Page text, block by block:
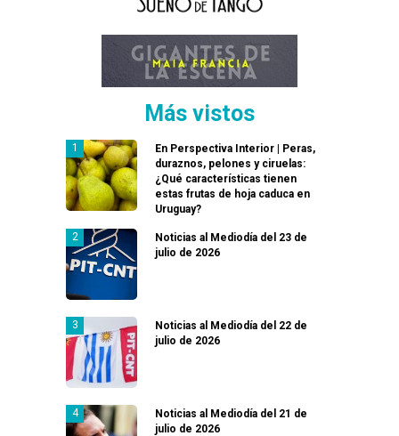
Más vistos
En Perspectiva Interior | Peras,
duraznos, pelones y ciruelas:
¿Qué características tienen
estas frutas de hoja caduca en
Uruguay?
Noticias al Mediodía del 23 de
julio de 2026
Noticias al Mediodía del 22 de
julio de 2026
Noticias al Mediodía del 21 de
julio de 2026